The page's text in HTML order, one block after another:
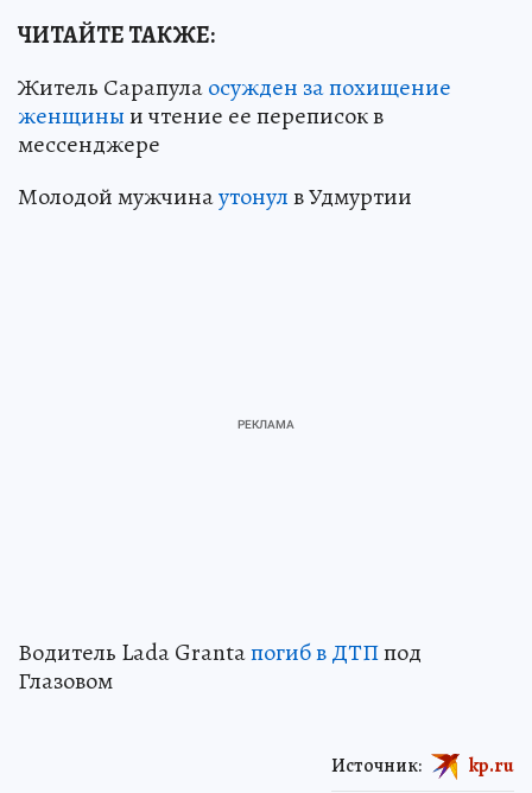
ЧИТАЙТЕ ТАКЖЕ:
Житель Сарапулаосужден за похищение
женщиныи чтение ее переписок в
мессенджере
Молодой мужчинаутонулв Удмуртии
Водитель Lada Grantaпогиб в ДТПпод
Глазовом
Источник: kp.ru